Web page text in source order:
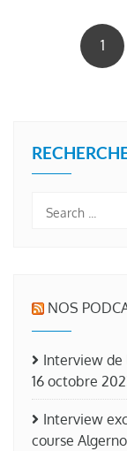
des
1
NOS
Interview de
16 octobre
Interview
course